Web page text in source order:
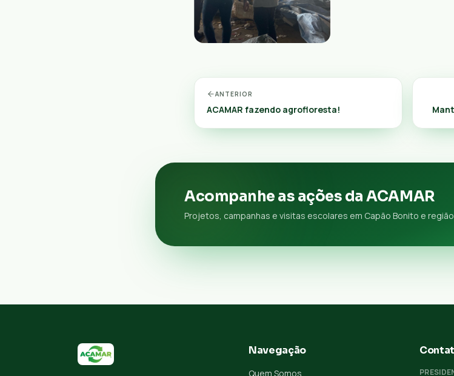
ANTERIOR
ACAMAR fazendo agrofloresta!
Acompanhe as ações da ACAMAR
Projetos, campanhas e visitas escolares em Capão Bonito e região.
Navegação
Quem Somos